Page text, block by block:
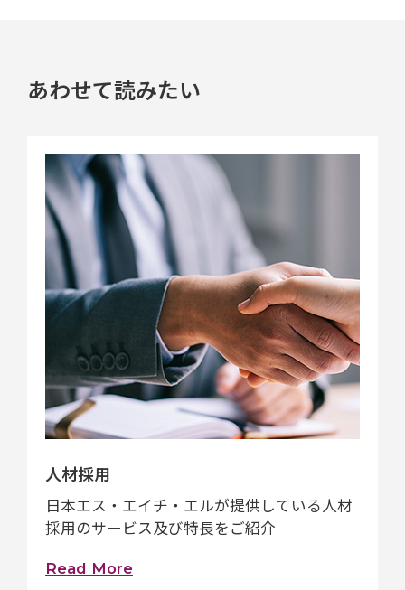
あわせて読みたい
人材採用
日本エス・エイチ・エルが提供している人材
採用のサービス及び特長をご紹介
Read More